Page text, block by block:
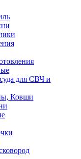
для СВЧ и
Ковши